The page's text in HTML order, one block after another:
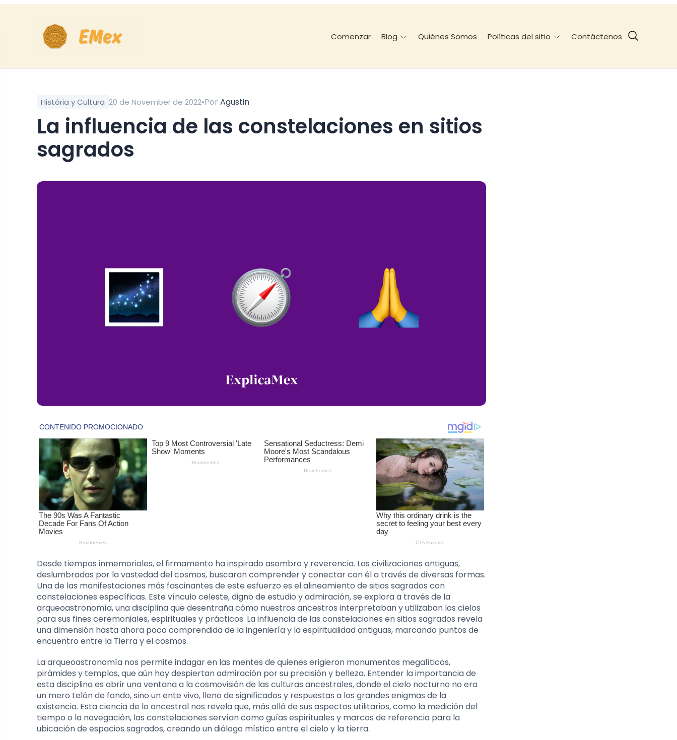
Comenzar Blog Quiénes Somos Políticas del sitio Contáctenos
História y Cultura 20 de November de 2022•Por Agustin
La influencia de las constelaciones en sitios
sagrados
Desde tiempos inmemoriales, el firmamento ha inspirado asombro y reverencia. Las civilizaciones antiguas,
deslumbradas por la vastedad del cosmos, buscaron comprender y conectar con él a través de diversas formas.
Una de las manifestaciones más fascinantes de este esfuerzo es el alineamiento de sitios sagrados con
constelaciones específicas. Este vínculo celeste, digno de estudio y admiración, se explora a través de la
arqueoastronomía, una disciplina que desentraña cómo nuestros ancestros interpretaban y utilizaban los cielos
para sus fines ceremoniales, espirituales y prácticos. La influencia de las constelaciones en sitios sagrados revela
una dimensión hasta ahora poco comprendida de la ingeniería y la espiritualidad antiguas, marcando puntos de
encuentro entre la Tierra y el cosmos.
La arqueoastronomía nos permite indagar en las mentes de quienes erigieron monumentos megalíticos,
pirámides y templos, que aún hoy despiertan admiración por su precisión y belleza. Entender la importancia de
esta disciplina es abrir una ventana a la cosmovisión de las culturas ancestrales, donde el cielo nocturno no era
un mero telón de fondo, sino un ente vivo, lleno de significados y respuestas a los grandes enigmas de la
existencia. Esta ciencia de lo ancestral nos revela que, más allá de sus aspectos utilitarios, como la medición del
tiempo o la navegación, las constelaciones servían como guías espirituales y marcos de referencia para la
ubicación de espacios sagrados, creando un diálogo místico entre el cielo y la tierra.